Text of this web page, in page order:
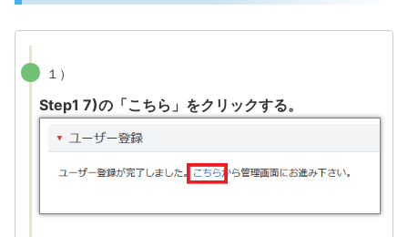
１）
Step1 7)の「こちら」をクリックする。